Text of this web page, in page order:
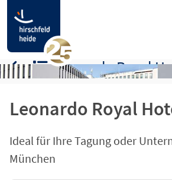
Leonardo Royal
Ideal für Ihre Tagung oder
München
Leonardo Royal